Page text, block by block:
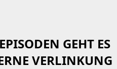
GEHT ES
VERLINKUNG